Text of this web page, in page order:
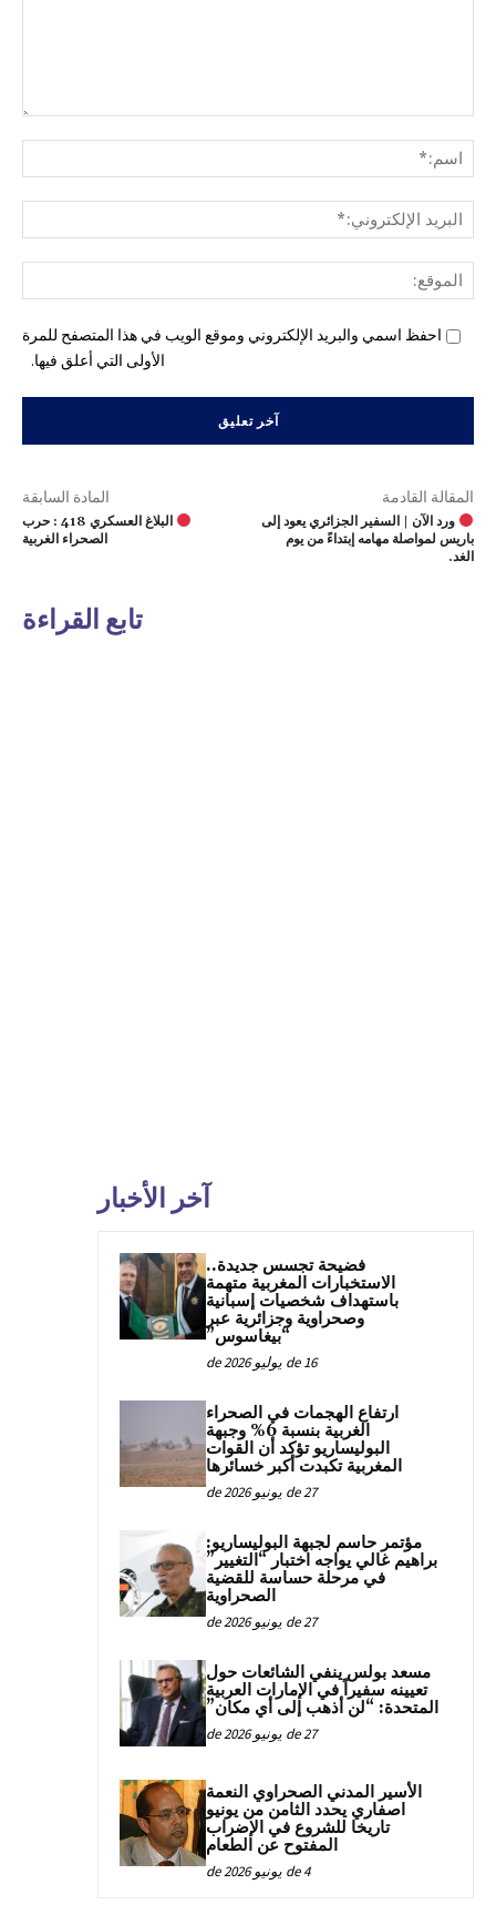
احفظ اسمي والبريد الإلكتروني وموقع الويب في هذا المتصفح للمرة
الأولى التي أعلق فيها.
المادة السابقة
البلاغ العسكري 418 : حرب
الصحراء الغربية
المقالة القادمة
ورد الآن | السفير الجزائري يعود إلى
باريس لمواصلة مهامه إبتداءً من يوم
الغد.
تابع القراءة
آخر الأخبار
فضيحة تجسس جديدة..
الاستخبارات المغربية متهمة
باستهداف شخصيات إسبانية
وصحراوية وجزائرية عبر
“بيغاسوس”
16 de يوليو de 2026
ارتفاع الهجمات في الصحراء
الغربية بنسبة 6% وجبهة
البوليساريو تؤكد أن القوات
المغربية تكبدت أكبر خسائرها
27 de يونيو de 2026
مؤتمر حاسم لجبهة البوليساريو:
براهيم غالي يواجه اختبار “التغيير”
في مرحلة حساسة للقضية
الصحراوية
27 de يونيو de 2026
مسعد بولس ينفي الشائعات حول
تعيينه سفيراً في الإمارات العربية
المتحدة: “لن أذهب إلى أي مكان”
27 de يونيو de 2026
الأسير المدني الصحراوي النعمة
اصفاري يحدد الثامن من يونيو
تاريخا للشروع في الإضراب
المفتوح عن الطعام
4 de يونيو de 2026